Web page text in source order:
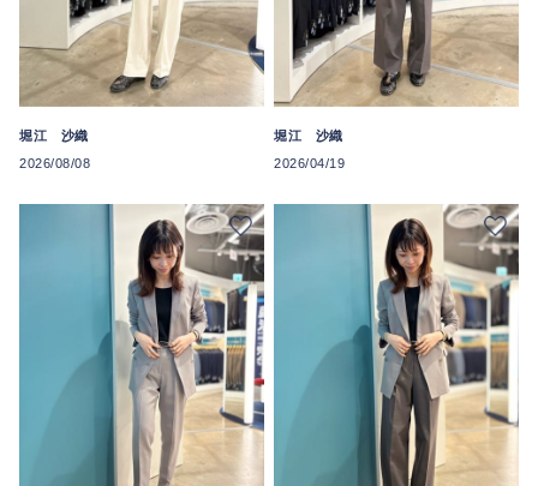
堀江 沙織
2026/08/08
堀江 沙織
2026/04/19